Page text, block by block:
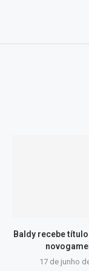
Baldy recebe
17 de junho